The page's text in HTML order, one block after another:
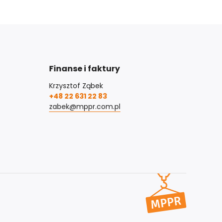
Finanse i faktury
Krzysztof Ząbek
+48 22 631 22 83
zabek@mppr.com.pl